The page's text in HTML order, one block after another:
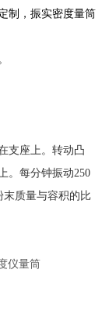
制，振实密度量筒
支座上。转动凸
。每分钟振动250
质量与容积的比